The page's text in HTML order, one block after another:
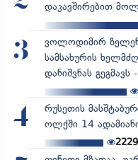
დაკავშირებით
3
ვოლოდიმირ
სამსახურის
დანიშვნას გეგმავს
4
რუსეთის
ოლქში 14
2229